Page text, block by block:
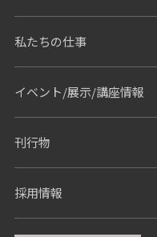
私たちの仕事
イベント/展示/講座情報
刊行物
採用情報